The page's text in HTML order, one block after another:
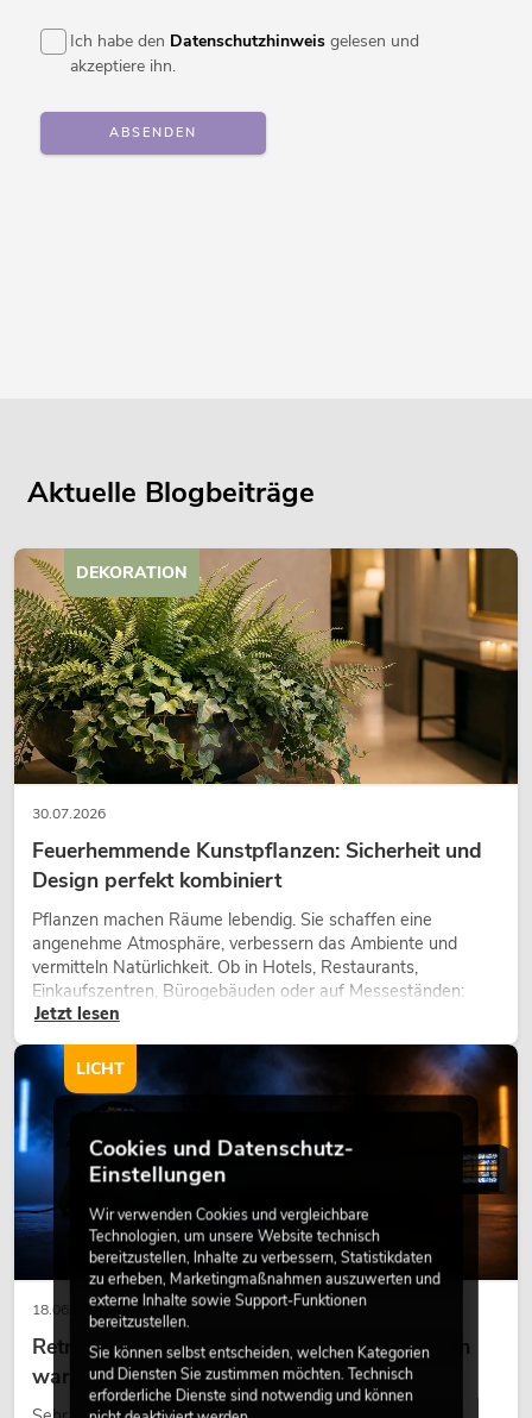
Ich habe den Datenschutzhinweis gelesen und
akzeptiere ihn.
ABSENDEN
Aktuelle Blogbeiträge
30.07.2026
Feuerhemmende Kunstpflanzen: Sicherheit und
Design perfekt kombiniert
Pflanzen machen Räume lebendig. Sie schaffen eine
angenehme Atmosphäre, verbessern das Ambiente und
vermitteln Natürlichkeit. Ob in Hotels, Restaurants,
Einkaufszentren, Bürogebäuden oder auf Messeständen:
eine hochwertige Begrünung gehört heute längst zum
modernen Raumkonzept.
Jetzt lesen
DEKORATION
18.06.2026
Retro-Licht im modernen Lichtdesign: Warum
warmes Licht wieder wirkt
LICHT
Cookies und Datenschutz-
Einstellungen
Wir verwenden Cookies und vergleichbare
Technologien, um unsere Website technisch
bereitzustellen, Inhalte zu verbessern, Statistikdaten
zu erheben, Marketingmaßnahmen auszuwerten und
externe Inhalte sowie Support-Funktionen
bereitzustellen.
Sie können selbst entscheiden, welchen Kategorien
und Diensten Sie zustimmen möchten. Technisch
erforderliche Dienste sind notwendig und können